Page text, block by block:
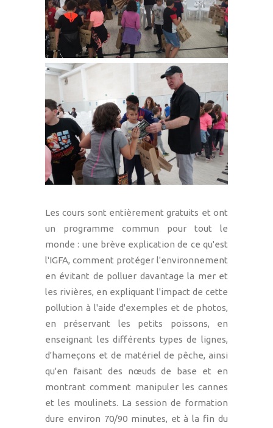
Les cours sont entièrement gratuits et ont
un programme commun pour tout le
monde : une brève explication de ce qu'est
l'IGFA, comment protéger l'environnement
en évitant de polluer davantage la mer et
les rivières, en expliquant l'impact de cette
pollution à l'aide d'exemples et de photos,
en préservant les petits poissons, en
enseignant les différents types de lignes,
d'hameçons et de matériel de pêche, ainsi
qu'en faisant des nœuds de base et en
montrant comment manipuler les cannes
et les moulinets. La session de formation
dure environ 70/90 minutes, et à la fin du